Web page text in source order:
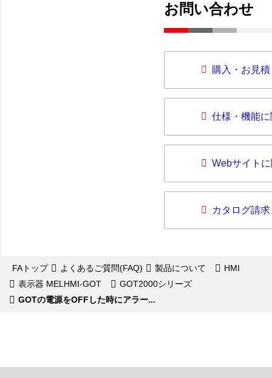
お問い合わせ
購入・お見
仕様・機能
Webサイト
カタログ請求
FAトップ よくあるご質問(FAQ) 製品について
HMI
表示器 MELHMI-GOT
GOT2000シリーズ
GOTの電源をOFFした時にアラー...